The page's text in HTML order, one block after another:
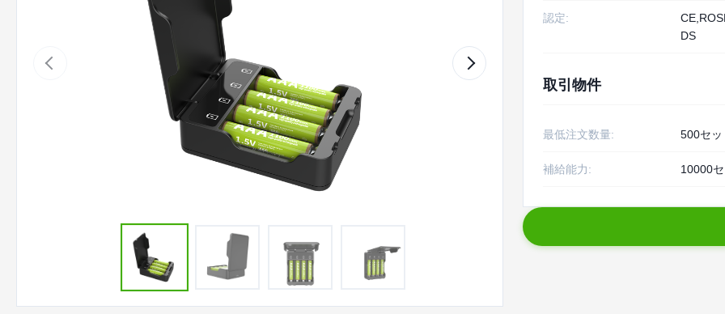
認定:
DS
取引物件
最低注文数量: 500セッ
補給能力: 10000